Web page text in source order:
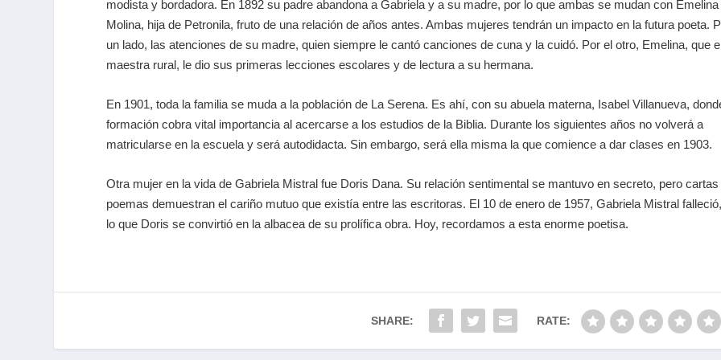
modista y bordadora. En 1892 su padre abandona a Gabriela y a su madre, por lo que ambas se mudan con Emelina
Molina, hija de Petronila, fruto de una relación de años antes. Ambas mujeres tendrán un impacto en la futura poeta.
un lado, las atenciones de su madre, quien siempre le cantó canciones de cuna y la cuidó. Por el otro, Emelina, que
maestra rural, le dio sus primeras lecciones escolares y de lectura a su hermana.
En 1901, toda la familia se muda a la población de La Serena. Es ahí, con su abuela materna, Isabel Villanueva,
formación cobra vital importancia al acercarse a los estudios de la Biblia. Durante los siguientes años no volverá a
matricularse en la escuela y será autodidacta. Sin embargo, será ella misma la que comience a dar clases en 1903.
Otra mujer en la vida de Gabriela Mistral fue Doris Dana. Su relación sentimental se mantuvo en secreto, pero
poemas demuestran el cariño mutuo que existía entre las escritoras. El 10 de enero de 1957, Gabriela Mistral
lo que Doris se convirtió en la albacea de su prolífica obra. Hoy, recordamos a esta enorme poetisa.
SHARE: RATE: